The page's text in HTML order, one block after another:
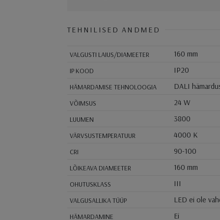
TEHNILISED ANDMED
VALGUSTI LAIUS/DIAMEETER 160 mm
IP KOOD IP20
HÄMARDAMISE TEHNOLOOGIA DALI
VÕIMSUS 24 W
LUUMEN 3800
VÄRVSUSTEMPERATUUR 4000 K
CRI 90-100
LÕIKEAVA DIAMEETER 160 mm
OHUTUSKLASS III
VALGUSALLIKA TÜÜP LED ei ole
HÄMARDAMINE Ei